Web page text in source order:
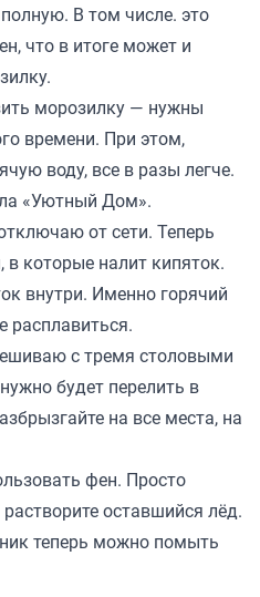
В том числе. это
что в итоге может и
морозилку — нужны
времени. При этом,
воду, все в разы легче.
«Уютный Дом».
от сети. Теперь
которые налит кипяток.
внутри. Именно горячий
расплавиться.
с тремя столовыми
будет перелить в
на все места, на
фен. Просто
оставшийся лёд.
теперь можно помыть